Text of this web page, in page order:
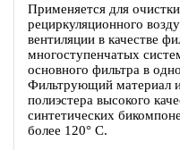
Применяется для
рециркуляционного
вентиляции в качестве
многоступенчатых
основного фильтра в
Фильтрующий материал
полиэстера высокого
синтетических
более 120° С.